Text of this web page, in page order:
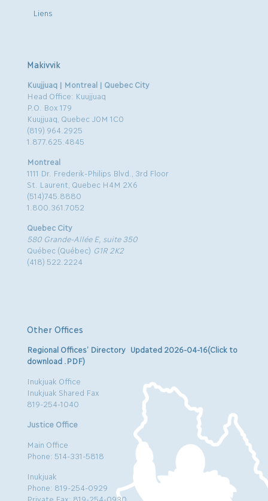
Liens
Makivvik
Kuujjuaq | Montreal | Quebec City
Head Office: Kuujjuaq
P.O. Box 179
Kuujjuaq, Quebec J0M 1C0
(819) 964.2925
1.877.625.4845
Montreal
1111 Dr. Frederik-Philips Blvd., 3rd Floor
St. Laurent, Quebec H4M 2X6
(514)745.8880
1.800.361.7052
Quebec City
580 Grande-Allée E, suite 350
Québec (Québec) G1R 2K2
(418) 522.2224
Other Offices
Regional Offices’ Directory Updated 2026-04-16(Click to
download .PDF)
Inukjuak Office
Inukjuak Shared Fax
819-254-1040
Justice Office
Main Office
Phone: 514-331-5818
Inukjuak
Phone: 819-254-0929
Private Fax: 819-254-0930